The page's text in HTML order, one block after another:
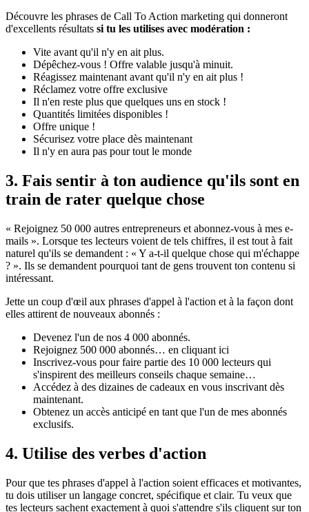
Découvre les phrases de Call To Action marketing qui donneront
d'excellents résultats si tu les utilises avec modération :
Vite avant qu'il n'y en ait plus.
Dépêchez-vous ! Offre valable jusqu'à minuit.
Réagissez maintenant avant qu'il n'y en ait plus !
Réclamez votre offre exclusive
Il n'en reste plus que quelques uns en stock !
Quantités limitées disponibles !
Offre unique !
Sécurisez votre place dès maintenant
Il n'y en aura pas pour tout le monde
3. Fais sentir à ton audience qu'ils sont en
train de rater quelque chose
« Rejoignez 50 000 autres entrepreneurs et abonnez-vous à mes e-
mails ». Lorsque tes lecteurs voient de tels chiffres, il est tout à fait
naturel qu'ils se demandent : « Y a-t-il quelque chose qui m'échappe
? ». Ils se demandent pourquoi tant de gens trouvent ton contenu si
intéressant.
Jette un coup d'œil aux phrases d'appel à l'action et à la façon dont
elles attirent de nouveaux abonnés :
Devenez l'un de nos 4 000 abonnés.
Rejoignez 500 000 abonnés… en cliquant ici
Inscrivez-vous pour faire partie des 10 000 lecteurs qui
s'inspirent des meilleurs conseils chaque semaine…
Accédez à des dizaines de cadeaux en vous inscrivant dès
maintenant.
Obtenez un accès anticipé en tant que l'un de mes abonnés
exclusifs.
4. Utilise des verbes d'action
Pour que tes phrases d'appel à l'action soient efficaces et motivantes,
tu dois utiliser un langage concret, spécifique et clair. Tu veux que
tes lecteurs sachent exactement à quoi s'attendre s'ils cliquent sur ton